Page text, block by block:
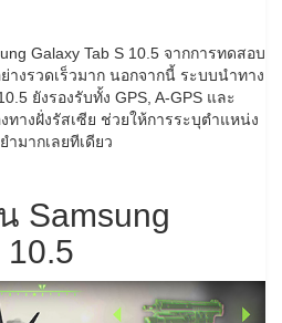
Galaxy Tab S 10.5 จากการทดสอบ
งรวดเร็วมาก นอกจากนี้ ระบบนำทาง
ยังรองรับทั้ง GPS, A-GPS และ
ทางฝั่งรัสเซีย ช่วยให้การระบุตำแหน่ง
ำมากเลยทีเดียว
Samsung
10.5